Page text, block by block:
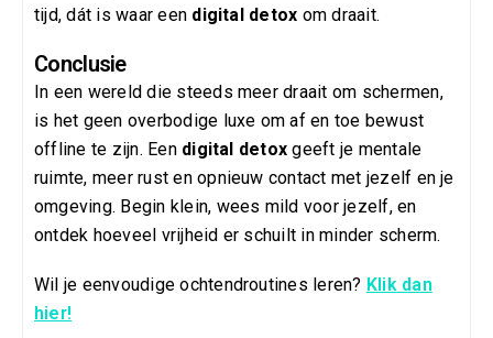
tijd, dát is waar een digital detox om draait.
Conclusie
In een wereld die steeds meer draait om schermen,
is het geen overbodige luxe om af en toe bewust
offline te zijn. Een digital detox geeft je mentale
ruimte, meer rust en opnieuw contact met jezelf en je
omgeving. Begin klein, wees mild voor jezelf, en
ontdek hoeveel vrijheid er schuilt in minder scherm.
Wil je eenvoudige ochtendroutines leren? Klik dan
hier!